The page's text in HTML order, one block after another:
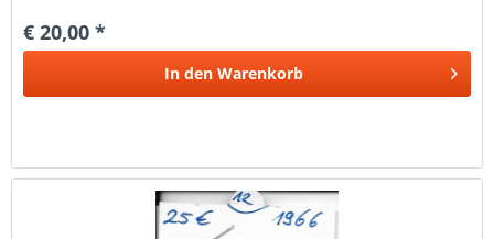
€ 20,00 *
In den Warenkorb